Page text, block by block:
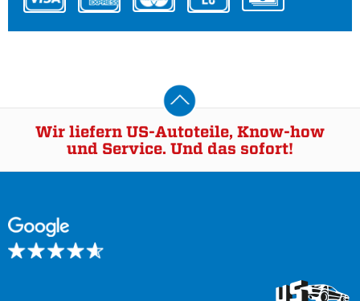
Wir liefern US-Autoteile, Know-how
und Service. Und das sofort!